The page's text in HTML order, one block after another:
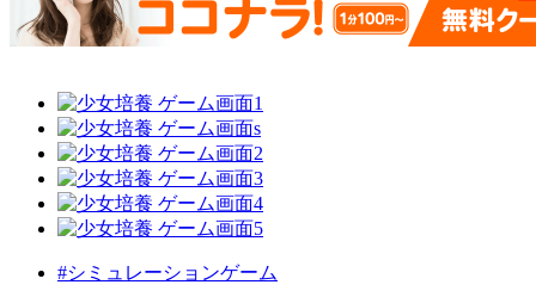
#シミュレーションゲーム